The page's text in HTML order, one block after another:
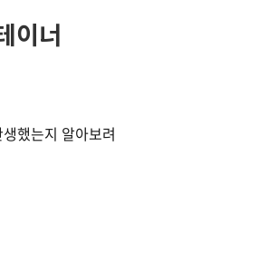
이너
했는지 알아보려